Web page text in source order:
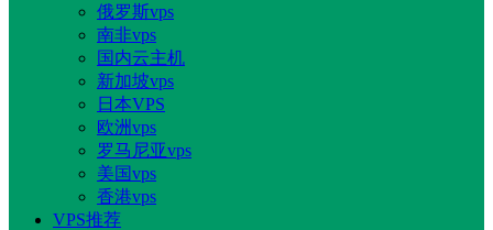
俄罗斯vps
南非vps
国内云主机
新加坡vps
日本VPS
欧洲vps
罗马尼亚vps
美国vps
香港vps
VPS推荐